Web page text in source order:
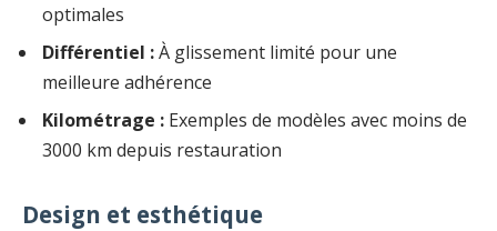
optimales
Différentiel :À glissement limité pour une
meilleure adhérence
Kilométrage : Exemples de modèles avec moins de
3000 km depuis restauration
Design et esthétique